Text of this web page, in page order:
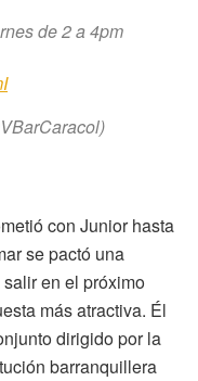
de 2 a 4pm
con Junior hasta
se pactó una
en el próximo
más atractiva. Él
dirigido por la
barranquillera